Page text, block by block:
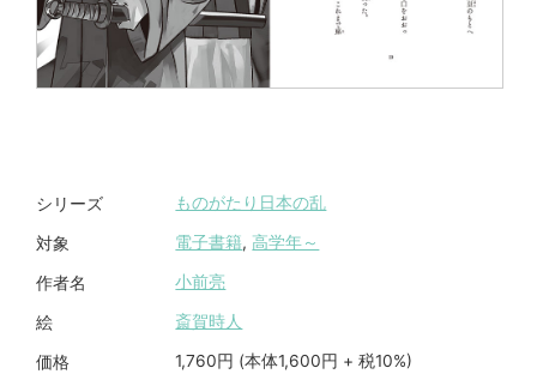
シリーズ ものがたり日本の乱
対象 電子書籍, 高学年～
作者名 小前亮
絵 斎賀時人
価格 1,760円 (本体1,600円 + 税10%)